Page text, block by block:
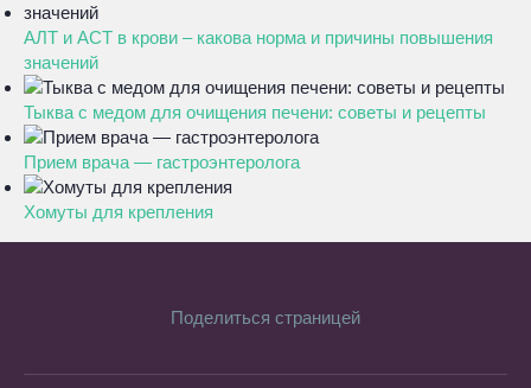
АЛТ и АСТ в крови – какова норма и причины повышения
значений
Тыква с медом для очищения печени: советы и рецепты
Прием врача — гастроэнтеролога
Хомуты для крепления
Поделиться страницей